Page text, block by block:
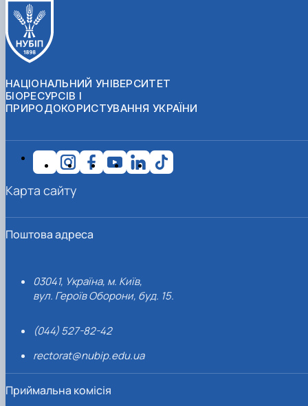
НАЦІОНАЛЬНИЙ УНІВЕРСИТЕТ
БІОРЕСУРСІВ І
ПРИРОДОКОРИСТУВАННЯ УКРАЇНИ
Поштова адреса
03041, Україна, м. Київ,
вул. Героїв Оборони, буд. 15.
(044) 527-82-42
rectorat@nubip.edu.ua
Приймальна комісія
Карта сайту